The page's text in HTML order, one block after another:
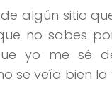
algún sitio
no sabes
yo me sé
se veía bien